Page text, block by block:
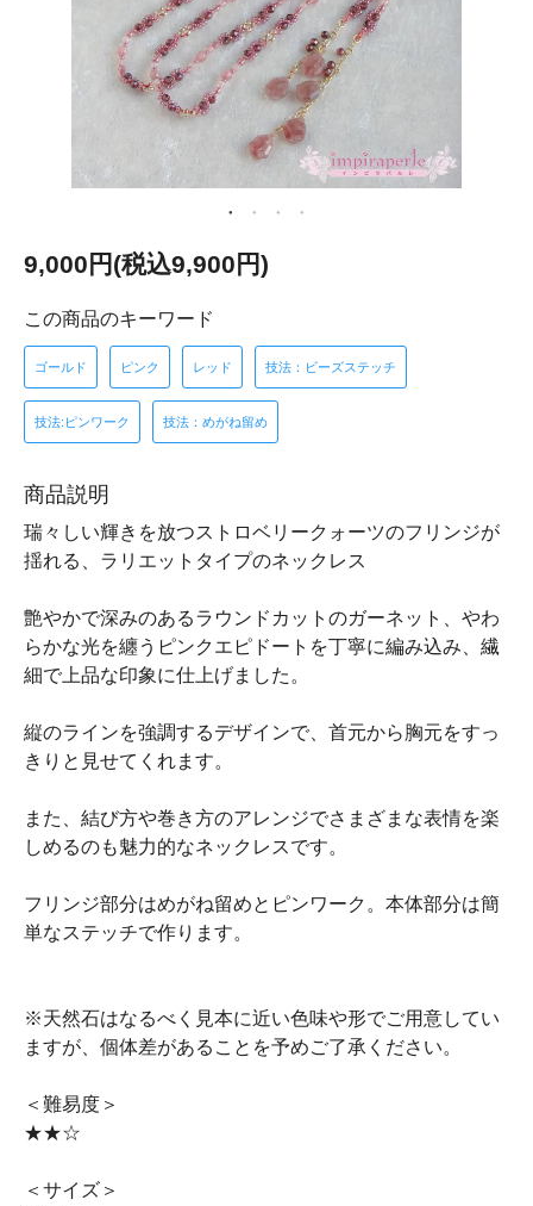
9,000円(税込9,900円)
この商品のキーワード
ゴールド ピンク レッド 技法：ビーズステッチ
技法:ピンワーク 技法：めがね留め
商品説明
瑞々しい輝きを放つストロベリークォーツのフリンジが
揺れる、ラリエットタイプのネックレス
艶やかで深みのあるラウンドカットのガーネット、やわ
らかな光を纏うピンクエピドートを丁寧に編み込み、繊
細で上品な印象に仕上げました。
縦のラインを強調するデザインで、首元から胸元をすっ
きりと見せてくれます。
また、結び方や巻き方のアレンジでさまざまな表情を楽
しめるのも魅力的なネックレスです。
フリンジ部分はめがね留めとピンワーク。本体部分は簡
単なステッチで作ります。
※天然石はなるべく見本に近い色味や形でご用意してい
ますが、個体差があることを予めご了承ください。
＜難易度＞
★★☆
＜サイズ＞